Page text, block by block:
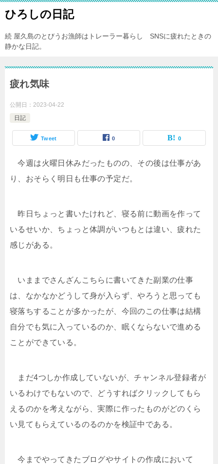
ひろしの日記
続 屋久島のとびうお漁師はトレーラー暮らし SNSに疲れたときの
静かな日記。
疲れ気味
公開日： 2023-04-22
日記
Tweet 0 0
今週は火曜日休みだったものの、その後は仕事があ
り、おそらく明日も仕事の予定だ。
昨日ちょっと書いたけれど、寝る前に動画を作って
いるせいか、ちょっと体調がいつもとは違い、疲れた
感じがある。
いままでさんざんこちらに書いてきた副業の仕事
は、なかなかどうして身が入らず、やろうと思っても
寝落ちすることが多かったが、今回のこの仕事は結構
自分でも気に入っているのか、眠くならないで進める
ことができている。
まだ4つしか作成していないが、チャンネル登録者が
いるわけでもないので、どうすればクリックしてもら
えるのかを考えながら、実際に作ったものがどのくら
い見てもらえているのるのかを検証中である。
今までやってきたブログやサイトの作成において